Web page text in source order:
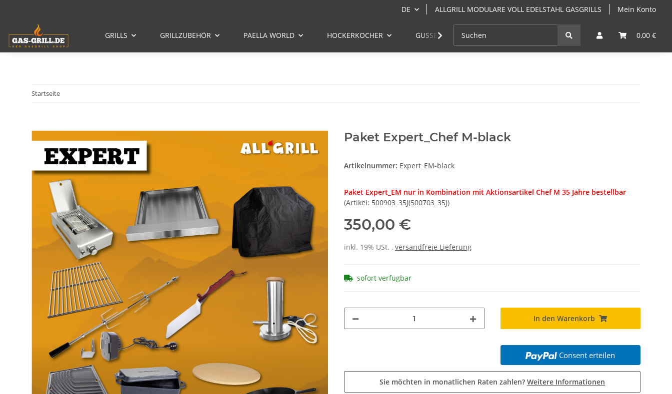
DE ALLGRILL MODULARE VOLL EDELSTAHL GASGRILLS Mein Konto
0,00 €
GRILLS GRILLZUBEHÖR PAELLA WORLD HOCKERKOCHER GUSSEISEN ANGEBOTE GRILLKURSE & GRILLSEMINARE
Startseite
Paket Expert_Chef M-black
Artikelnummer: Expert_EM-black
Paket Expert_EM nur in Kombination mit Aktionsartikel Chef M 35 Jahre bestellbar
(Artikel: 500903_35J(500703_35J)
350,00 €
inkl. 19% USt. , versandfreie Lieferung
sofort verfügbar
In den Warenkorb
Consent erteilen
Sie möchten in monatlichen Raten zahlen? Weitere Informationen